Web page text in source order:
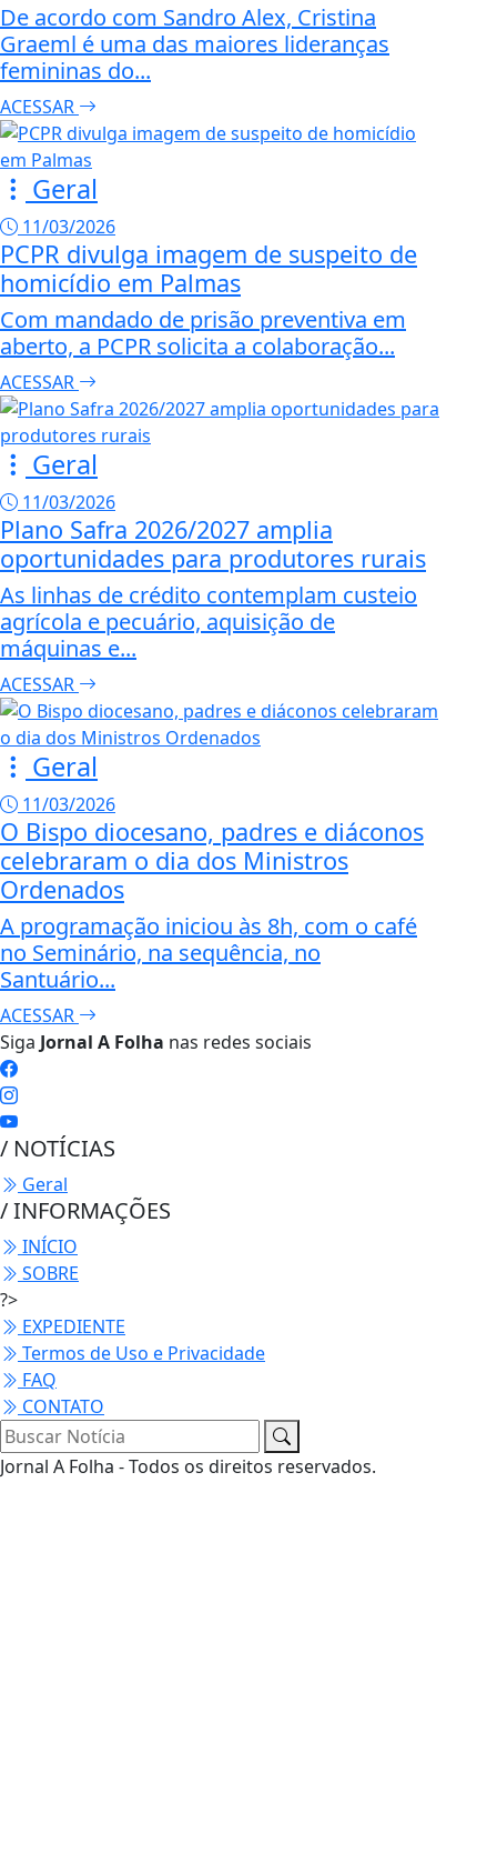
De acordo com Sandro Alex, Cristina
Graeml é uma das maiores lideranças
femininas do...
ACESSAR
Geral
11/03/2026
PCPR divulga imagem de suspeito de
homicídio em Palmas
Com mandado de prisão preventiva em
aberto, a PCPR solicita a colaboração...
ACESSAR
Geral
11/03/2026
Plano Safra 2026/2027 amplia
oportunidades para produtores rurais
As linhas de crédito contemplam custeio
agrícola e pecuário, aquisição de
máquinas e...
ACESSAR
Geral
11/03/2026
O Bispo diocesano, padres e diáconos
celebraram o dia dos Ministros
Ordenados
A programação iniciou às 8h, com o café
no Seminário, na sequência, no
Santuário...
ACESSAR
Siga Jornal A Folha nas redes sociais
/ NOTÍCIAS
Geral
/ INFORMAÇÕES
INÍCIO
SOBRE
?>
EXPEDIENTE
Termos de Uso e Privacidade
FAQ
CONTATO
Jornal A Folha - Todos os direitos reservados.